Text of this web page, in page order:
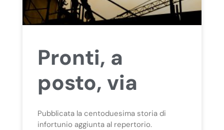
Pronti, a
posto, via
Pubblicata la centoduesima storia di
infortunio aggiunta al repertorio.